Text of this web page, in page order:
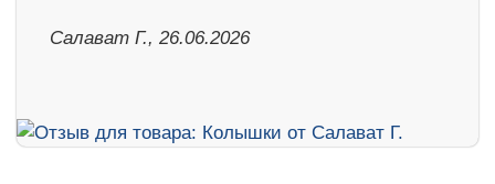
Салават Г., 26.06.2026